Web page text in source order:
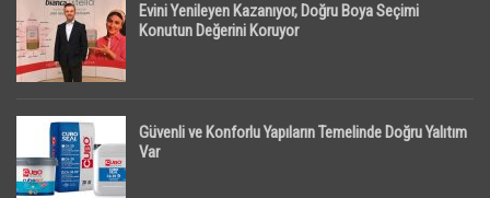
Evini Yenileyen Kazanıyor, Doğru Boya Seçimi
Konutun Değerini Koruyor
Güvenli ve Konforlu Yapıların Temelinde Doğru Yalıtım
Var